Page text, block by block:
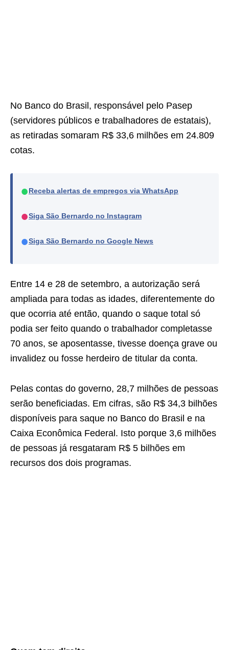
No Banco do Brasil, responsável pelo Pasep
(servidores públicos e trabalhadores de estatais),
as retiradas somaram R$ 33,6 milhões em 24.809
cotas.
● Receba alertas de empregos via WhatsApp
●Siga São Bernardo no Instagram
●Siga São Bernardo no Google News
Entre 14 e 28 de setembro, a autorização será
ampliada para todas as idades, diferentemente do
que ocorria até então, quando o saque total só
podia ser feito quando o trabalhador completasse
70 anos, se aposentasse, tivesse doença grave ou
invalidez ou fosse herdeiro de titular da conta.
Pelas contas do governo, 28,7 milhões de pessoas
serão beneficiadas. Em cifras, são R$ 34,3 bilhões
disponíveis para saque no Banco do Brasil e na
Caixa Econômica Federal. Isto porque 3,6 milhões
de pessoas já resgataram R$ 5 bilhões em
recursos dos dois programas.